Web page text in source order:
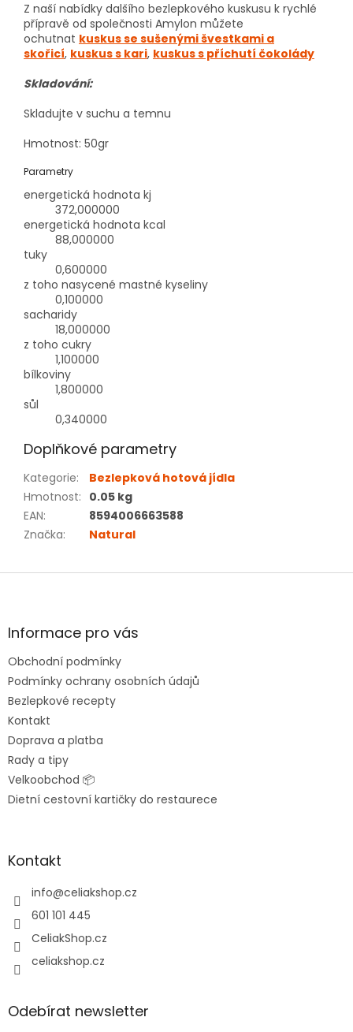
Z naší nabídky dalšího bezlepkového kuskusu k rychlé
přípravě od společnosti Amylon můžete
ochutnat kuskus se sušenými švestkami a
skořicí, kuskus s kari, kuskus s příchutí čokolády
Skladování:
Skladujte v suchu a temnu
Hmotnost: 50gr
Parametry
energetická hodnota kj
372,000000
energetická hodnota kcal
88,000000
tuky
0,600000
z toho nasycené mastné kyseliny
0,100000
sacharidy
18,000000
z toho cukry
1,100000
bílkoviny
1,800000
sůl
0,340000
Doplňkové parametry
Kategorie:
Bezlepková hotová jídla
Hmotnost: 0.05 kg
EAN:
8594006663588
Značka: Natural
Z
aInformace pro vás
Obchodní podmínky
Podmínky ochrany osobních údajů
Bezlepkové recepty
Kontakt
Doprava a platba
Rady a tipy
Velkoobchod 📦
Dietní cestovní kartičky do restaurece
Kontakt
info@celiakshop.cz
601 101 445
CeliakShop.cz
celiakshop.cz
Odebírat newsletter